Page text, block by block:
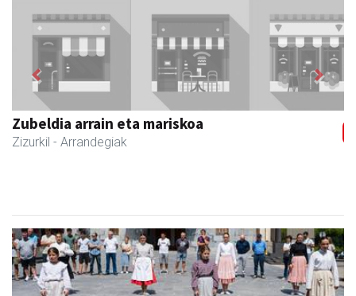
Zubimusu Ikastola
Zizurkil - Hezkuntza
Previous Next